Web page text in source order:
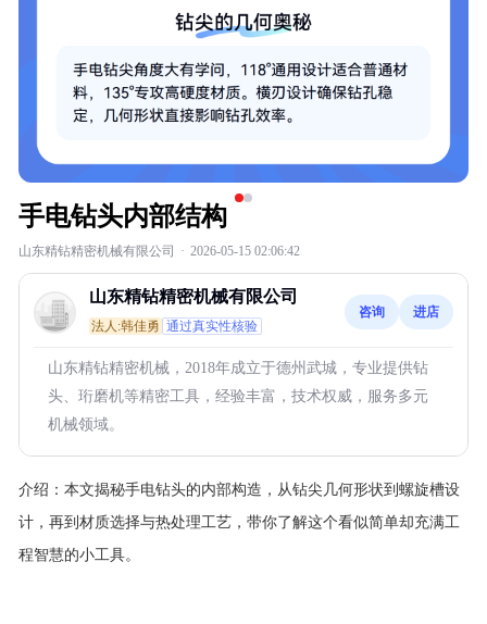
手电钻头内部结构
山东精钻精密机械有限公司 · 2026-05-15 02:06:42
山东精钻精密机械有限公司
法人:韩佳勇 通过真实性核验
咨询 进店
山东精钻精密机械，2018年成立于德州武城，专业提供钻
头、珩磨机等精密工具，经验丰富，技术权威，服务多元
机械领域。
介绍： 本文揭秘手电钻头的内部构造，从钻尖几何形状到螺旋槽设
计，再到材质选择与热处理工艺，带你了解这个看似简单却充满工
程智慧的小工具。